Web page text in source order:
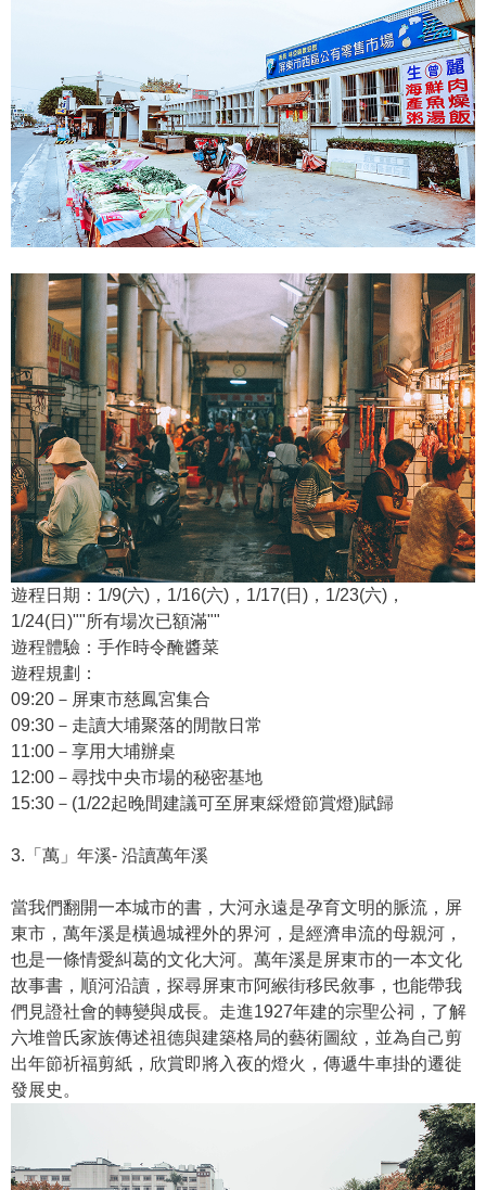
遊程日期：1/9(六)，1/16(六)，1/17(日)，1/23(六)，
1/24(日)""所有場次已額滿""
遊程體驗：手作時令醃醬菜
遊程規劃：
09:20－屏東市慈鳳宮集合
09:30－走讀大埔聚落的閒散日常
11:00－享用大埔辦桌
12:00－尋找中央市場的秘密基地
15:30－(1/22起晚間建議可至屏東綵燈節賞燈)賦歸
3.「萬」年溪- 沿讀萬年溪
當我們翻開一本城市的書，大河永遠是孕育文明的脈流，屏
東市，萬年溪是橫過城裡外的界河，是經濟串流的母親河，
也是一條情愛糾葛的文化大河。萬年溪是屏東市的一本文化
故事書，順河沿讀，探尋屏東市阿緱街移民敘事，也能帶我
們見證社會的轉變與成長。走進1927年建的宗聖公祠，了解
六堆曾氏家族傳述祖德與建築格局的藝術圖紋，並為自己剪
出年節祈福剪紙，欣賞即將入夜的燈火，傳遞牛車掛的遷徙
發展史。